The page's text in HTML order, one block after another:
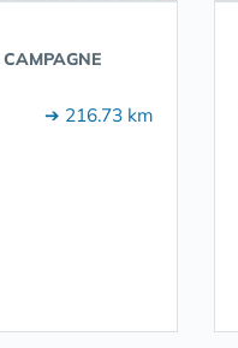
➔ 216.73 km